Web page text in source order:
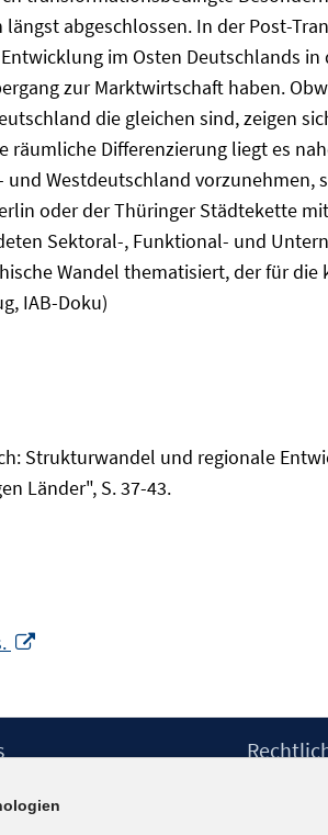
abgeschlossen. In der Post-
im Osten Deutschlands
zur Marktwirtschaft haben.
die gleichen sind, zeigen
räumliche Differenzierung liegt es
Westdeutschland
oder der Thüringer Städtekette
Sektoral-, Funktional- und
Wandel thematisiert, der für
IAB-Doku)
Strukturwandel und regionale
Länder", S. 37-43.